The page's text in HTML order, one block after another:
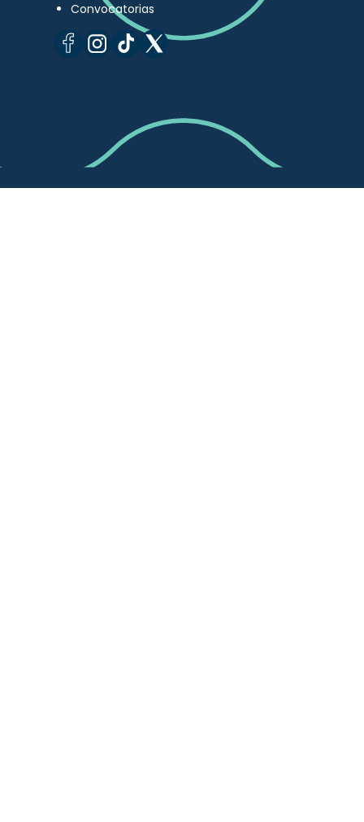
Convocatorias